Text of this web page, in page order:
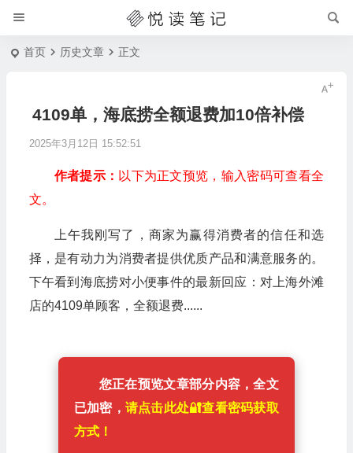
首页 历史文章 正文
4109单，海底捞全额退费加10倍补偿
2025年3月12日 15:52:51
作者提示： 以下为正文预览，输入密码可查看全
文。
上午我刚写了，商家为赢得消费者的信任和选
择，是有动力为消费者提供优质产品和满意服务的。
下午看到海底捞对小便事件的最新回应：对上海外滩
店的4109单顾客，全额退费......
您正在预览文章部分内容，全文
已加密， 请点击此处🔐️查看密码获取
方式！